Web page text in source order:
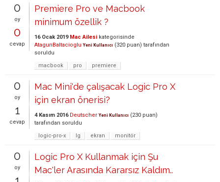
0
oy
0
cevap
Premiere Pro ve Macbook
minimum özellik ?
16 Ocak 2019 Mac Ailesi kategorisinde
AtagunBaltacioglu Yeni Kullanıcı (320 puan) tarafından
soruldu
macbook
pro premiere
0
oy
1
cevap
Mac Mini'de çalışacak Logic Pro X
için ekran önerisi?
4 Kasım 2016 Deutscher Yeni Kullanıcı (230 puan)
tarafından soruldu
logic-pro-x
lg ekran monitör
0
oy
Logic Pro X Kullanmak için Şu
Mac'ler Arasında Kararsız Kaldım..